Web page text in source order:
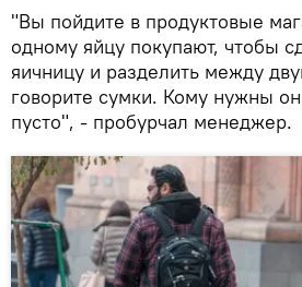
"Вы пойдите в продуктовые
одному яйцу покупают, чтобы
яичницу и разделить между
говорите сумки. Кому нужны
пусто", - пробурчал менеджер.